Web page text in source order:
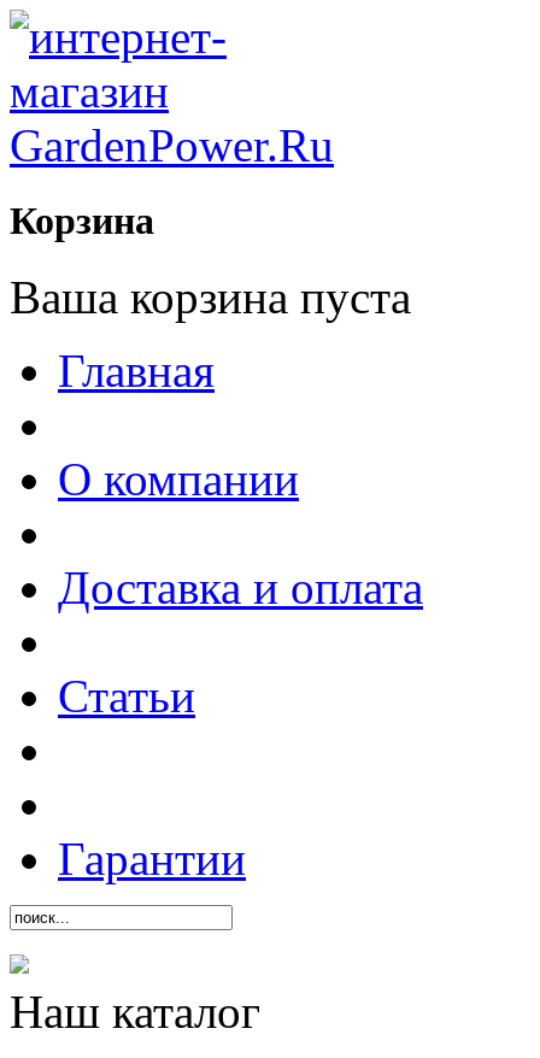
Корзина
Ваша корзина пуста
Главная
О компании
Доставка и оплата
Статьи
Гарантии
Наш каталог